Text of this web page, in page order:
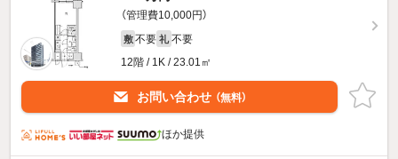
（管理費10,000円）
敷 不要 礼 不要
12階 / 1K / 23.01㎡
お問い合わせ （無料）
ほか提供